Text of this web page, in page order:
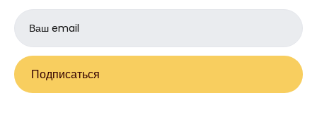
Email
address
Подписаться